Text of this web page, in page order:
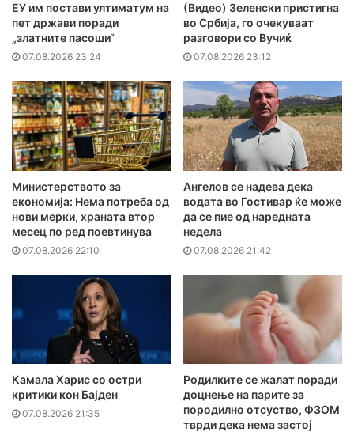
ЕУ им постави ултиматум на
пет држави поради
„златните пасоши“
07.08.2026 23:24
(Видео) Зеленски пристигна
во Србија, го очекуваат
разговори со Вучиќ
07.08.2026 23:12
Министерството за
економија: Нема потреба од
нови мерки, храната втор
месец по ред поевтинува
07.08.2026 22:10
Ангелов се надева дека
водата во Гостивар ќе може
да се пие од наредната
недела
07.08.2026 21:42
Камала Харис со остри
критики кон Бајден
07.08.2026 21:35
Родилките се жалат поради
доцнење на парите за
породилно отсуство, ФЗОМ
тврди дека нема застој